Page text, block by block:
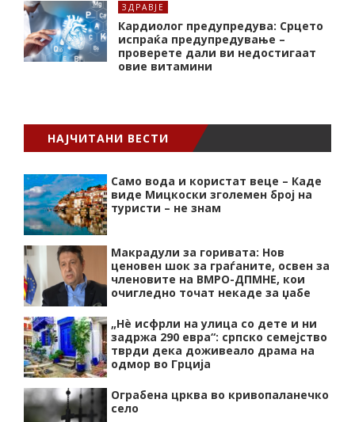
ЗДРАВЈЕ
Кардиолог предупредува: Срцето
испраќа предупредување –
проверете дали ви недостигаат
овие витамини
НАЈЧИТАНИ ВЕСТИ
Само вода и користат веце – Каде
виде Мицкоски зголемен број на
туристи – не знам
Макрадули за горивата: Нов
ценовен шок за граѓаните, освен за
членовите на ВМРО-ДПМНЕ, кои
очигледно точат некаде за џабе
„Нѐ исфрли на улица со дете и ни
задржа 290 евра“: српско семејство
тврди дека доживеало драма на
одмор во Грција
Ограбена црква во кривопаланечко
село